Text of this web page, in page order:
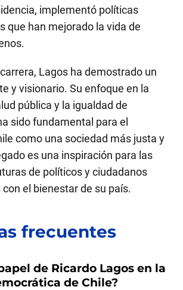
implementó políticas
que han mejorado la vida de
Lagos ha demostrado un
y visionario. Su enfoque en la
pública y la igualdad de
sido fundamental para el
como una sociedad más justa y
es una inspiración para las
de políticos y ciudadanos
el bienestar de su país.
frecuentes
de Ricardo Lagos en la
de Chile?